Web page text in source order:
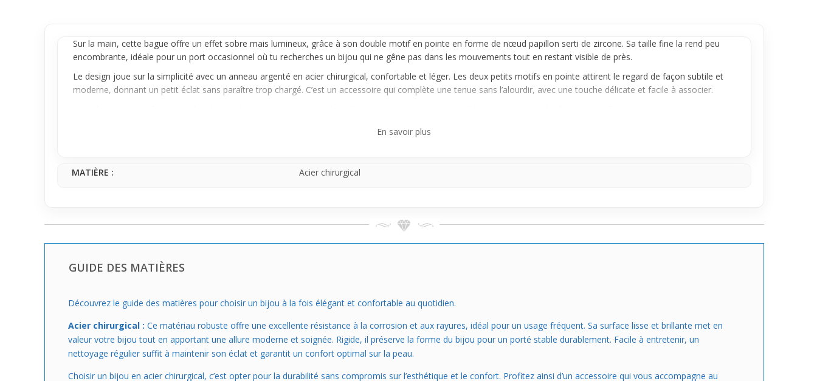
Sur la main, cette bague offre un effet sobre mais lumineux, grâce à son double motif en pointe en forme de nœud papillon serti de zircone. Sa taille fine la rend peu
encombrante, idéale pour un port occasionnel où tu recherches un bijou qui ne gêne pas dans les mouvements tout en restant visible de près.
Le design joue sur la simplicité avec un anneau argenté en acier chirurgical, confortable et léger. Les deux petits motifs en pointe attirent le regard de façon subtile et
moderne, donnant un petit éclat sans paraître trop chargé. C’est un accessoire qui complète une tenue sans l’alourdir, avec une touche délicate et facile à associer.
En savoir plus
MATIÈRE : Acier chirurgical
GUIDE DES MATIÈRES
Découvrez le guide des matières pour choisir un bijou à la fois élégant et confortable au quotidien.
Acier chirurgical : Ce matériau robuste offre une excellente résistance à la corrosion et aux rayures, idéal pour un usage fréquent. Sa surface lisse et brillante met en
valeur votre bijou tout en apportant une allure moderne et soignée. Rigide, il préserve la forme du bijou pour un porté stable durablement. Facile à entretenir, un
nettoyage régulier suffit à maintenir son éclat et garantit un confort optimal sur la peau.
Choisir un bijou en acier chirurgical, c’est opter pour la durabilité sans compromis sur l’esthétique et le confort. Profitez ainsi d’un accessoire qui vous accompagne au